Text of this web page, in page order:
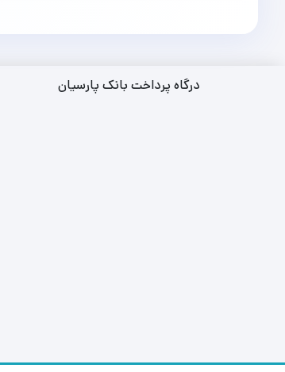
درگاه پرداخت بانک پارسیان